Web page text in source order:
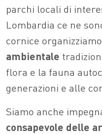
parchi locali di
Lombardia ce ne
cornice
ambientale
flora e la fauna
generazioni e alle
Siamo anche
consapevole delle